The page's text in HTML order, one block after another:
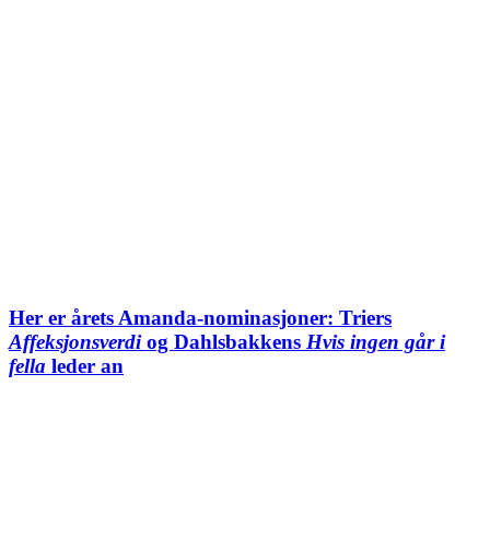
Her er årets Amanda-nominasjoner: Triers
Affeksjonsverdiog Dahlsbakkens Hvis ingen går i
fella leder an